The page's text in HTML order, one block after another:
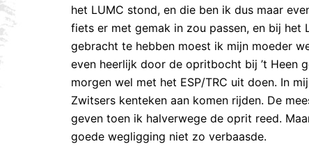
het LUMC stond, en die ben ik dus maar
fiets er met gemak in zou passen, en bij
gebracht te hebben moest ik mijn moeder
even heerlijk door de opritbocht bij ’t Heen
morgen wel met het ESP/TRC uit doen. In
Zwitsers kenteken aan komen rijden. De
geven toen ik halverwege de oprit reed.
goede wegligging niet zo verbaasde.